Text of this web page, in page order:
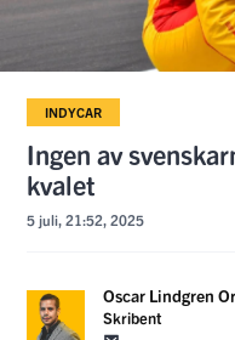
INDYCAR
Ingen av
kvalet
5 juli, 21:52, 2025
Oscar Lindgren
Skribent